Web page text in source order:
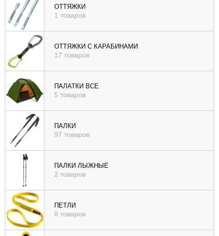
ОТТЯЖКИ
1 товаров
ОТТЯЖКИ С КАРАБИНАМИ
17 товаров
ПАЛАТКИ ВСЕ
5 товаров
ПАЛКИ
97 товаров
ПАЛКИ ЛЫЖНЫЕ
2 товаров
ПЕТЛИ
8 товаров